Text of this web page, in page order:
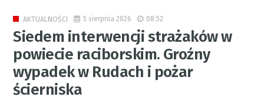
AKTUALNOŚCI 5 sierpnia 2026 08:52
Siedem interwencji strażaków w
powiecie raciborskim. Groźny
wypadek w Rudach i pożar
ścierniska